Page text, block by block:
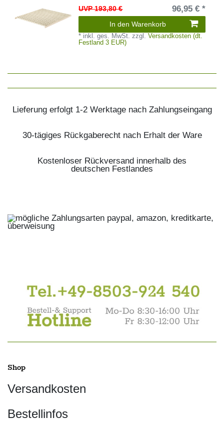
UVP 193,80 €
96,95 € *
In den Warenkorb
* inkl. ges. MwSt. zzgl.Versandkosten (dt.
Festland 3 EUR)
Lieferung erfolgt 1-2 Werktage nach Zahlungseingang
30-tägiges Rückgaberecht nach Erhalt der Ware
Kostenloser Rückversand innerhalb des
deutschen Festlandes
Shop
Versandkosten
Bestellinfos